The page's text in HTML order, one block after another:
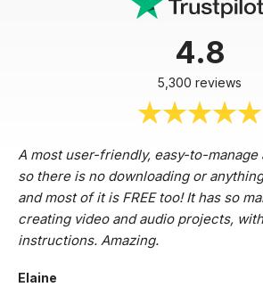
4.8
5,300 reviews
A most user-friendly, easy-to-manage
so there is no downloading or
and most of it is FREE too! It has so
creating video and audio projects,
instructions. Amazing.
Elaine